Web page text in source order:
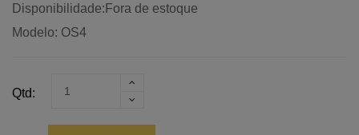
Disponibilidade:Fora de estoque
Modelo: OS4
Qtd: